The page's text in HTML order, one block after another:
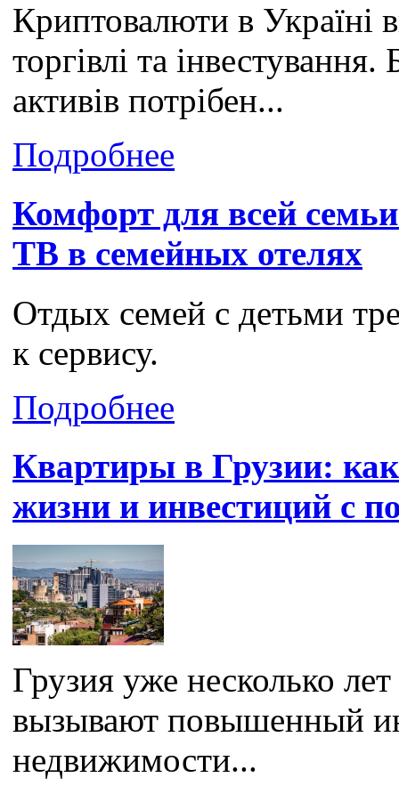
Криптовалюти в Україні
торгівлі та
активів потрібен...
Подробнее
Комфорт для всей
ТВ в семейных отелях
Отдых семей с детьми
к сервису.
Подробнее
Квартиры в Грузии:
жизни и инвестиций с
Грузия уже несколько
вызывают повышенный
недвижимости...